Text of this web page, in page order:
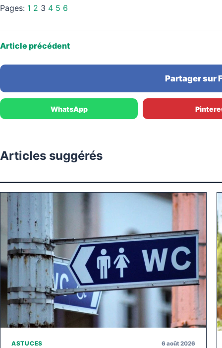
Pages: 1 2 3 4 5 6
Article précédent
Partager sur
WhatsApp
Articles suggérés
ASTUCES 6 août 2026